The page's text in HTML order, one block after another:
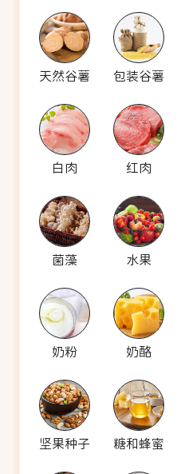
天然谷薯 包装谷薯
白肉 红肉
菌藻 水果
奶粉 奶酪
坚果种子 糖和蜂蜜